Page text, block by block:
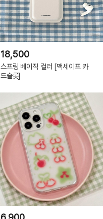
18,500
스프링 베이직 컬러 [맥세이프 카
드슬롯]